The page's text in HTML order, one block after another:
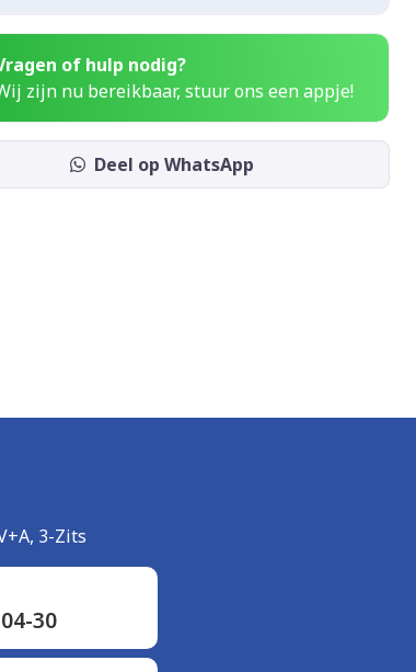
of hulp nodig?
zijn nu bereikbaar, stuur ons een appje!
Deel op WhatsApp
3-Zits
30